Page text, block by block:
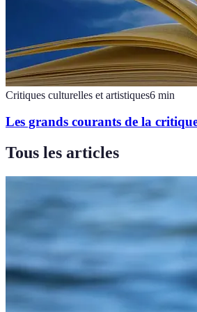
Critiques culturelles et artistiques6 min
Les grands courants de la
Tous les articles